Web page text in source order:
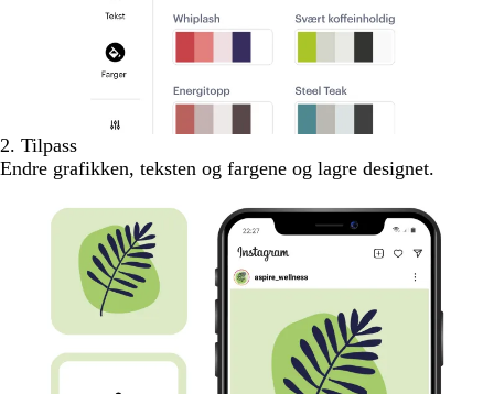
2. Tilpass
Endre grafikken, teksten og fargene og lagre designet.